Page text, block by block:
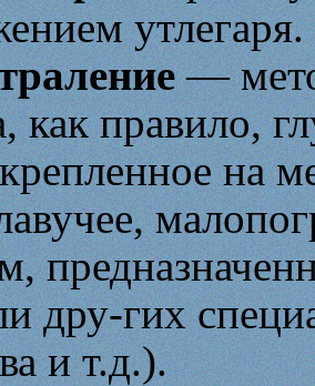
утлегаря.
—
как правило,
на
дру-гих
и т.д.).